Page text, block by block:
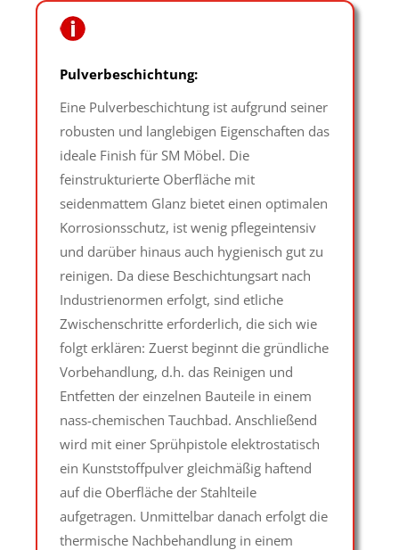
Pulverbeschichtung:
Eine Pulverbeschichtung ist aufgrund seiner
robusten und langlebigen Eigenschaften das
ideale Finish für SM Möbel. Die
feinstrukturierte Oberfläche mit
seidenmattem Glanz bietet einen optimalen
Korrosionsschutz, ist wenig pflegeintensiv
und darüber hinaus auch hygienisch gut zu
reinigen. Da diese Beschichtungsart nach
Industrienormen erfolgt, sind etliche
Zwischenschritte erforderlich, die sich wie
folgt erklären: Zuerst beginnt die gründliche
Vorbehandlung, d.h. das Reinigen und
Entfetten der einzelnen Bauteile in einem
nass-chemischen Tauchbad. Anschließend
wird mit einer Sprühpistole elektrostatisch
ein Kunststoffpulver gleichmäßig haftend
auf die Oberfläche der Stahlteile
aufgetragen. Unmittelbar danach erfolgt die
thermische Nachbehandlung in einem